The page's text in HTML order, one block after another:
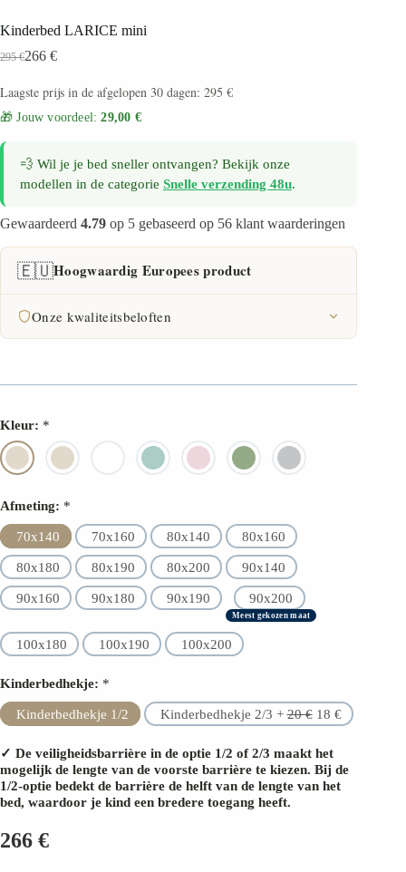
Kinderbed LARICE mini
295€266 €
Laagste prijs in de afgelopen 30 dagen: 295 €
🎁 Jouw voordeel:29,00 €
💨 Wil je je bed sneller ontvangen? Bekijk onze
modellen in de categorie Snelle verzending 48u.
Gewaardeerd 4.79 op 5 gebaseerd op 56 klant waarderingen
🇪🇺Hoogwaardig Europees product
Onze kwaliteitsbeloften
Hoogste materiaalkwaliteit
Kleur: *
Afmeting: *
70x140 70x160 80x140 80x160
80x180 80x190 80x200 90x140
90x160 90x180 90x190 90x200
Meest gekozen maat
100x180 100x190 100x200
Kinderbedhekje: *
Kinderbedhekje 1/2 Kinderbedhekje 2/3 +20€ 18 €
✓ De veiligheidsbarrière in de optie 1/2 of 2/3 maakt het
mogelijk de lengte van de voorste barrière te kiezen. Bij de
1/2-optie bedekt de barrière de helft van de lengte van het
bed, waardoor je kind een bredere toegang heeft.
266 €